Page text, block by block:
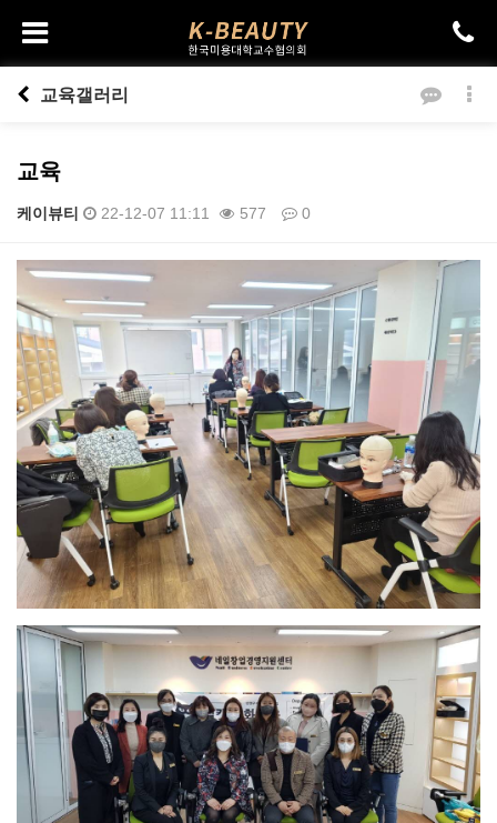
교육갤러리
교육
케이뷰티 22-12-07 11:11 577 0
본문